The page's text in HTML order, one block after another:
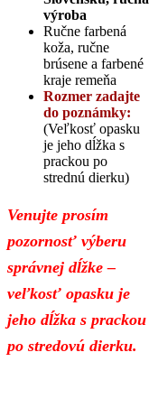
výroba
Ručne farbená
koža, ručne
brúsene a farbené
kraje remeňa
Rozmer zadajte
do poznámky:
(Veľkosť opasku
je jeho dĺžka s
prackou po
strednú dierku)
Venujte prosím
pozornosť výberu
správnej dĺžke –
veľkosť opasku je
jeho dĺžka s prackou
po stredovú dierku.